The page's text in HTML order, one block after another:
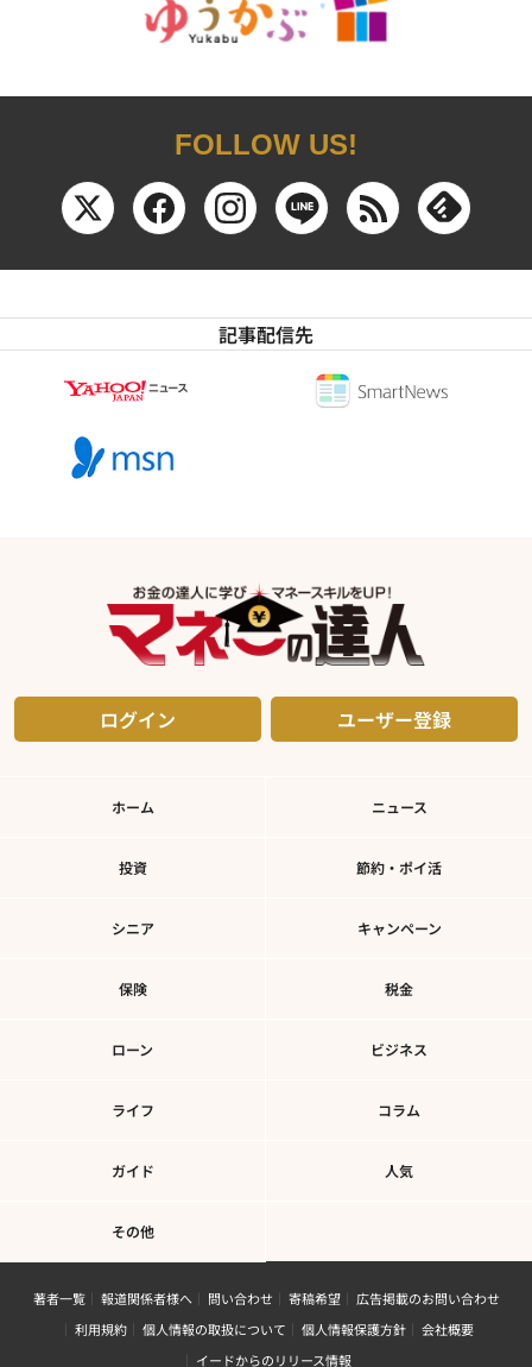
FOLLOW US!
記事配信先
ログイン ユーザー登録
ホーム ニュース
投資 節約・ポイ活
シニア キャンペーン
保険 税金
ローン ビジネス
ライフ コラム
ガイド 人気
その他
著者一覧 報道関係者様へ 問い合わせ 寄稿希望
広告掲載のお問い合わせ
利用規約
個人情報の取扱について 個人情報保護方針
会社概要
イードからのリリース情報